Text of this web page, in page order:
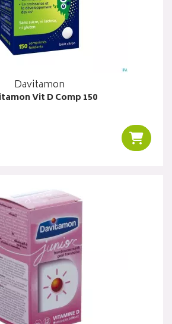
Davitamon
Vit D Comp 150